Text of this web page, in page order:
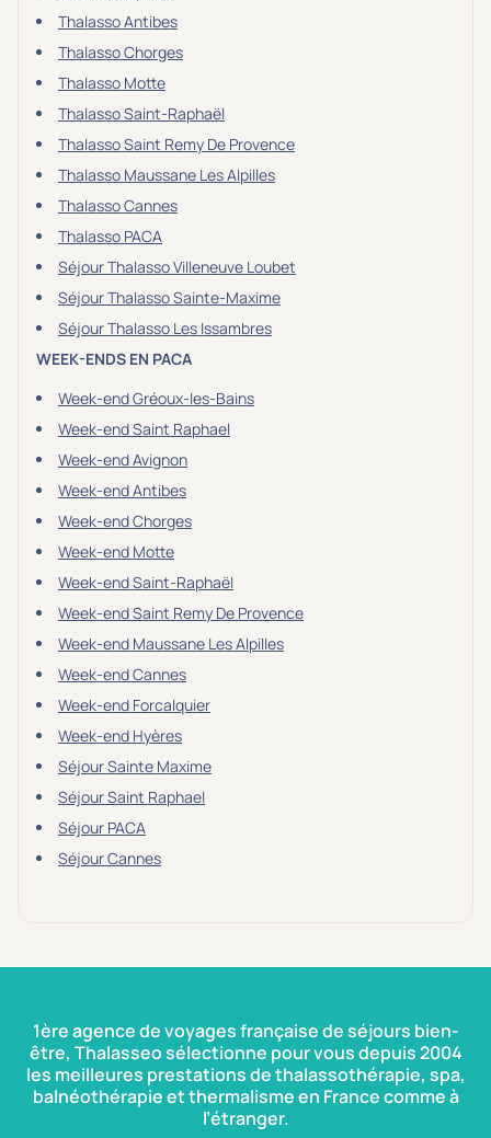
Thalasso Antibes
Thalasso Chorges
Thalasso Motte
Thalasso Saint-Raphaël
Thalasso Saint Remy De Provence
Thalasso Maussane Les Alpilles
Thalasso Cannes
Thalasso PACA
Séjour Thalasso Villeneuve Loubet
Séjour Thalasso Sainte-Maxime
Séjour Thalasso Les Issambres
WEEK-ENDS EN PACA
Week-end Gréoux-les-Bains
Week-end Saint Raphael
Week-end Avignon
Week-end Antibes
Week-end Chorges
Week-end Motte
Week-end Saint-Raphaël
Week-end Saint Remy De Provence
Week-end Maussane Les Alpilles
Week-end Cannes
Week-end Forcalquier
Week-end Hyères
Séjour Sainte Maxime
Séjour Saint Raphael
Séjour PACA
Séjour Cannes
1ère agence de voyages française de séjours bien-
être, Thalasseo sélectionne pour vous depuis 2004
les meilleures prestations de thalassothérapie, spa,
balnéothérapie et thermalisme en France comme à
l’étranger.